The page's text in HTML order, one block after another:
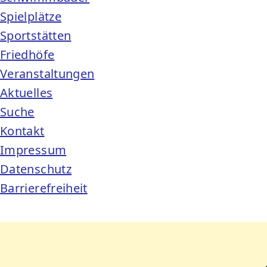
Spielplätze
Sportstätten
Friedhöfe
Veranstaltungen
Aktuelles
Suche
Kontakt
Impressum
Datenschutz
Barrierefreiheit